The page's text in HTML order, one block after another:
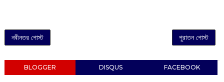
নবীনতর পোস্ট পুরাতন পোস্ট
BLOGGER DISQUS FACEBOOK